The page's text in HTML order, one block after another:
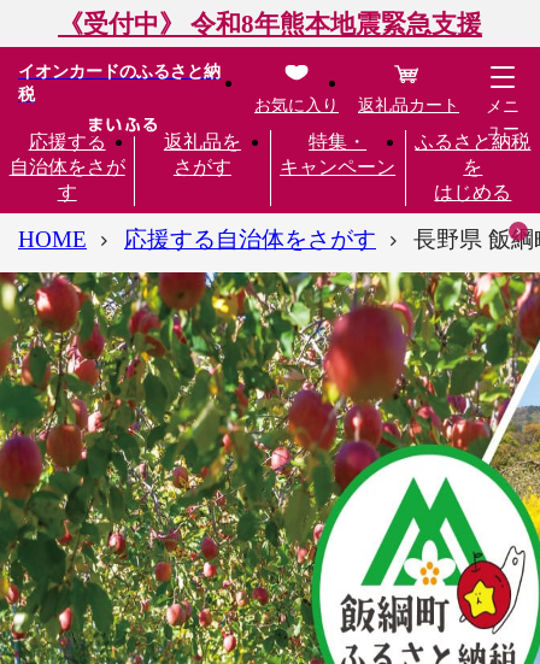
《受付中》 令和8年熊本地震緊急支援
イオンカードのふるさと納
税
応援する
自治体をさが
す
返礼品を
さがす
特集・
キャンペーン
ふるさと納税
を
はじめる
お気に入り 返礼品カート
メニ
ュー
HOME 応援する自治体をさがす 長野県 飯綱